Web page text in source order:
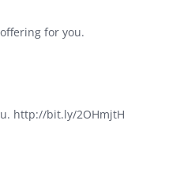
for you.
http://bit.ly/2OHmjtH